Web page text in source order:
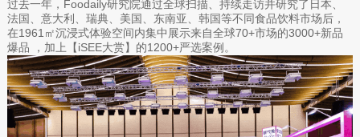
过去一年，Foodaily研究院通过全球扫描、持续走访并研究了日本、
法国、意大利、瑞典、美国、东南亚、韩国等不同食品饮料市场后，
在1961㎡沉浸式体验空间内集中展示来自全球70+市场的3000+新品
爆品 ，加上【iSEE大赏】的1200+严选案例。